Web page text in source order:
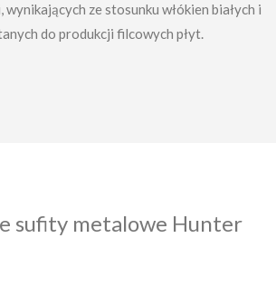
ze stosunku włókien białych i
do produkcji filcowych płyt.
sufity metalowe Hunter